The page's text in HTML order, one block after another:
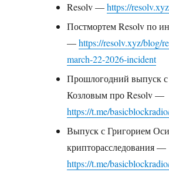
Resolv —https://
Постмортем Resolv по
—https://resolv.xyz/blog/
march-22-2026-incident
Прошлогодний выпуск
Козловым про Resolv —
https://t.me/
Выпуск с Григорием
крипторасследования —
https://t.me/